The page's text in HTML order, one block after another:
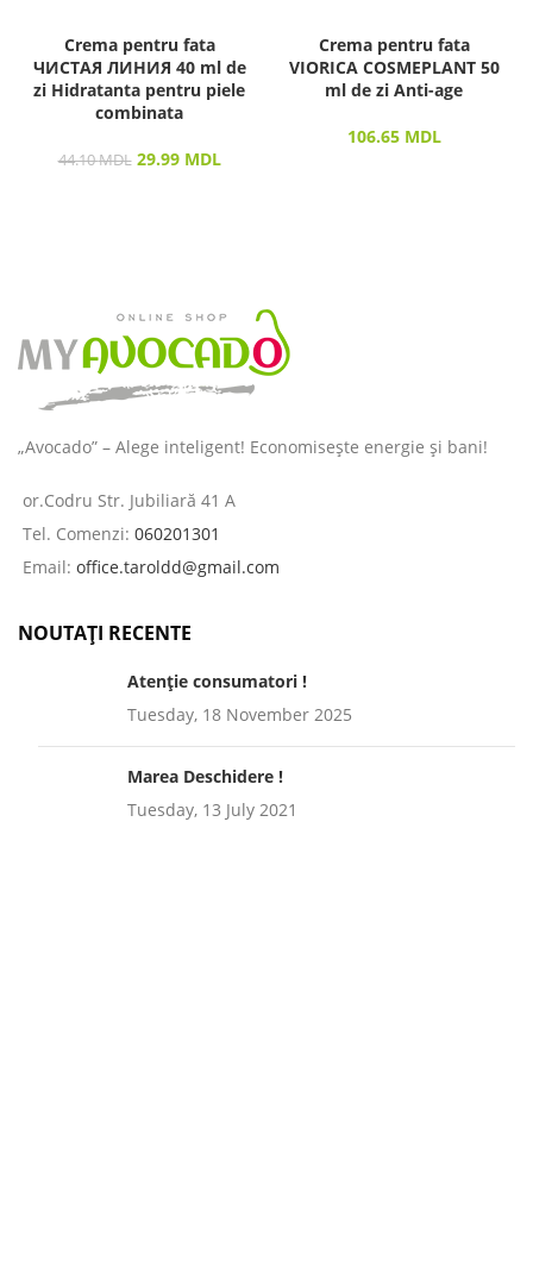
Crema pentru fata
ЧИСТАЯ ЛИНИЯ 40 ml de
zi Hidratanta pentru piele
combinata
44.10MDL 29.99 MDL
Crema pentru fata
VIORICA COSMEPLANT 50
ml de zi Anti-age
106.65 MDL
„Avocado” – Alege inteligent! Economisește energie și bani!
or.Codru Str. Jubiliară 41 A
Tel. Comenzi: 060201301
Email: office.taroldd@gmail.com
NOUTAȚI RECENTE
Atenție consumatori !
Tuesday, 18 November 2025
Marea Deschidere !
Tuesday, 13 July 2021